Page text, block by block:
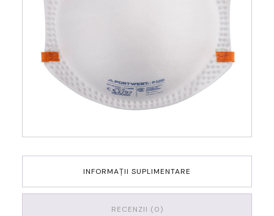
INFORMAȚII SUPLIMENTARE
RECENZII (0)